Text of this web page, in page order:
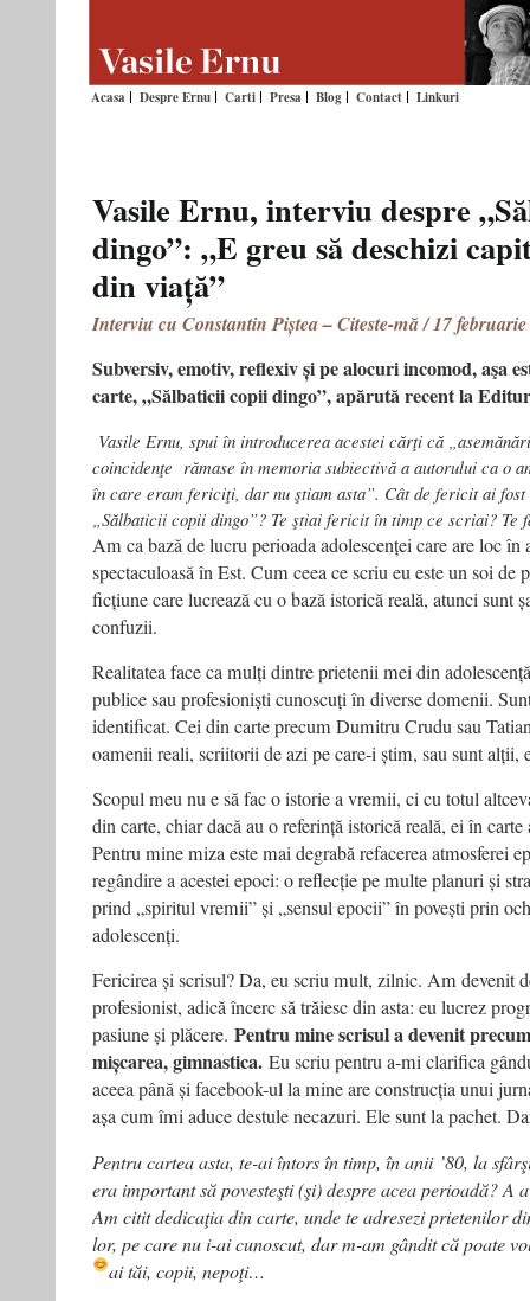
Acasa Despre Ernu Carti Presa Blog Contact Linkuri
Vasile Ernu, interviu despre
dingo”: „E greu să deschizi
din viață”
Interviu cu Constantin Piștea – Citeste-mă / 17
Subversiv, emotiv, reflexiv și pe alocuri incomod, aşa
carte, „Sălbaticii copii dingo”, apărută recent la
Vasile Ernu, spui în introducerea acestei cărţi că
coincidenţe rămase în memoria subiectivă a autorului ca o
în care eram fericiţi, dar nu ştiam asta”. Cât de fericit ai
„Sălbaticii copii dingo”? Te ştiai fericit în timp ce scriai? Te
Am ca bază de lucru perioada adolescenței care are loc în
spectaculoasă în Est. Cum ceea ce scriu eu este un soi de
ficțiune care lucrează cu o bază istorică reală, atunci sunt
confuzii.
Realitatea face ca mulți dintre prietenii mei din
publice sau profesioniști cunoscuți în diverse domenii.
identificat. Cei din carte precum Dumitru Crudu sau
oamenii reali, scriitorii de azi pe care-i știm, sau sunt alții,
Scopul meu nu e să fac o istorie a vremii, ci cu totul
din carte, chiar dacă au o referință istorică reală, ei în
Pentru mine miza este mai degrabă refacerea atmosferei
regândire a acestei epoci: o reflecție pe multe planuri și
prind „spiritul vremii” și „sensul epocii” în povești prin
adolescenți.
Fericirea și scrisul? Da, eu scriu mult, zilnic. Am devenit
profesionist, adică încerc să trăiesc din asta: eu lucrez
pasiune și plăcere. Pentru mine scrisul a devenit
mișcarea, gimnastica. Eu scriu pentru a-mi clarifica
aceea până și facebook-ul la mine are construcția unui
așa cum îmi aduce destule necazuri. Ele sunt la pachet.
Pentru cartea asta, te-ai întors în timp, în anii ’80, la
era important să povesteşti (şi) despre acea perioadă? A
Am citit dedicaţia din carte, unde te adresezi prietenilor
lor, pe care nu i-ai cunoscut, dar m-am gândit că poate
ai tăi, copii, nepoţi…